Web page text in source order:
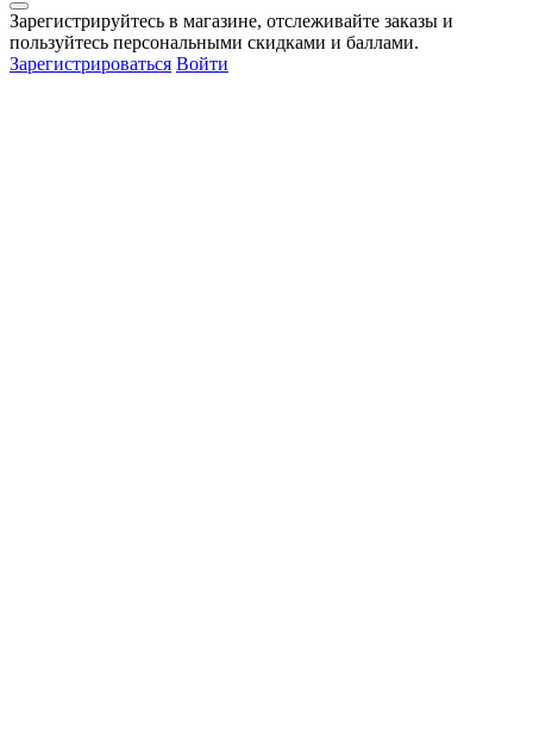
Зарегистрируйтесь в магазине, отслеживайте заказы и
пользуйтесь персональными скидками и баллами.
Зарегистрироваться Войти